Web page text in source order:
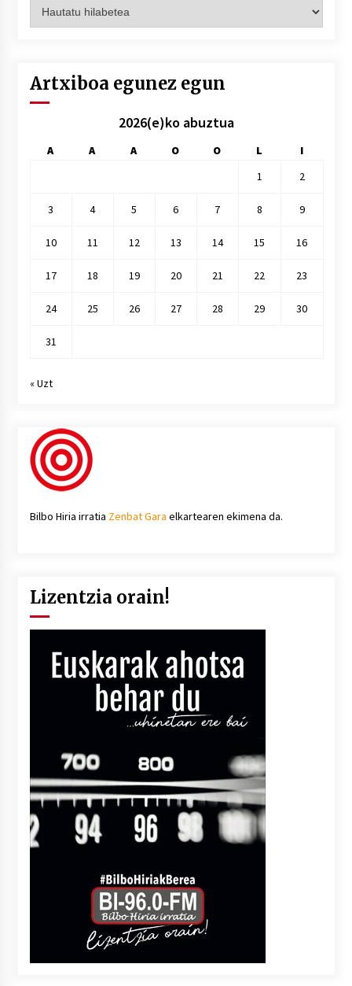
hilez
Artxiboa egunez egun
2026(e)ko abuztua
A A A O O L
I
1
2
3 4 5 6 7 8 9
10 11 12 13 14 15 16
17 18 19 20 21 22 23
24 25 26 27 28 29 30
31
« Uzt
Bilbo Hiria irratia Zenbat Gara elkartearen ekimena da.
Lizentzia orain!